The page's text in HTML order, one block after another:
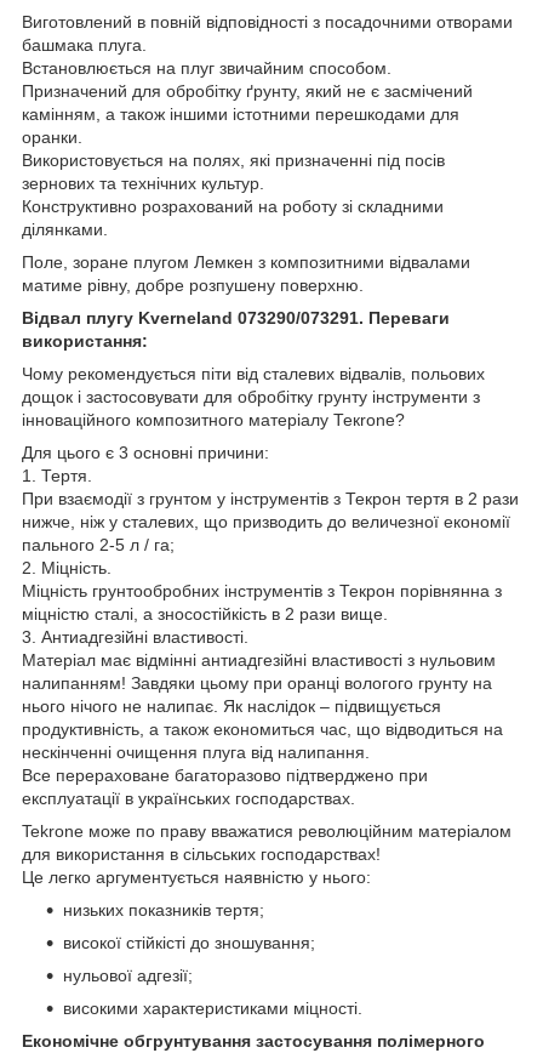
Виготовлений в повній відповідності з посадочними отворами
башмака плуга.
Встановлюється на плуг звичайним способом.
Призначений для обробітку ґрунту, який не є засмічений
камінням, а також іншими істотними перешкодами для
оранки.
Використовується на полях, які призначенні під посів
зернових та технічних культур.
Конструктивно розрахований на роботу зі складними
ділянками.
Поле, зоране плугом Лемкен з композитними відвалами
матиме рівну, добре розпушену поверхню.
Відвал плугу Kverneland 073290/073291​​​​​​​. Переваги
використання:
Чому рекомендується піти від сталевих відвалів, польових
дощок і застосовувати для обробітку грунту інструменти з
інноваційного композитного матеріалу Текrоne?
Для цього є 3 основні причини:
1. Тертя.
При взаємодії з грунтом у інструментів з Текрон тертя в 2 рази
нижче, ніж у сталевих, що призводить до величезної економії
пального 2-5 л / га;
2. Міцність.
Міцність грунтообробних інструментів з Текрон порівнянна з
міцністю сталі, а зносостійкість в 2 рази вище.
3. Антиадгезійні властивості.
Матеріал має відмінні антиадгезійні властивості з нульовим
налипанням! Завдяки цьому при оранці вологого грунту на
нього нічого не налипає. Як наслідок – підвищується
продуктивність, а також економиться час, що відводиться на
нескінченні очищення плуга від налипання.
Все перераховане багаторазово підтверджено при
експлуатації в українських господарствах.
Tekrone може по праву вважатися революційним матеріалом
для використання в сільських господарствах!
Це легко аргументується наявністю у нього:
низьких показників тертя;
високої стійкісті до зношування;
нульової адгезії;
високими характеристиками міцності.
Економічне обгрунтування застосування полімерного